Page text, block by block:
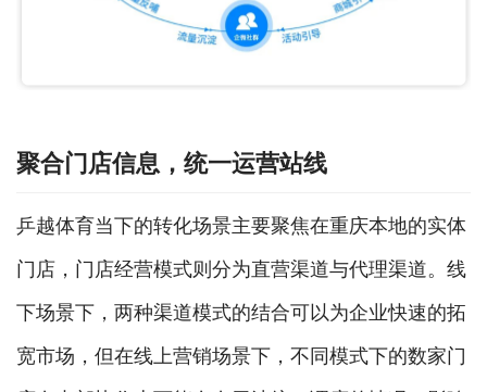
聚合门店信息，统一运营站线
乒越体育当下的转化场景主要聚焦在重庆本地的实体
门店，门店经营模式则分为直营渠道与代理渠道。线
下场景下，两种渠道模式的结合可以为企业快速的拓
宽市场，但在线上营销场景下，不同模式下的数家门